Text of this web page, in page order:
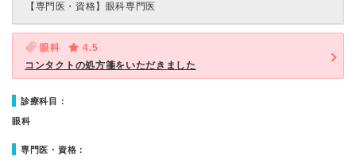
【専門医・資格】 眼科専門医
眼科
4.5
コンタクトの処方箋をいただきました
診療科目：
眼科
専門医・資格：